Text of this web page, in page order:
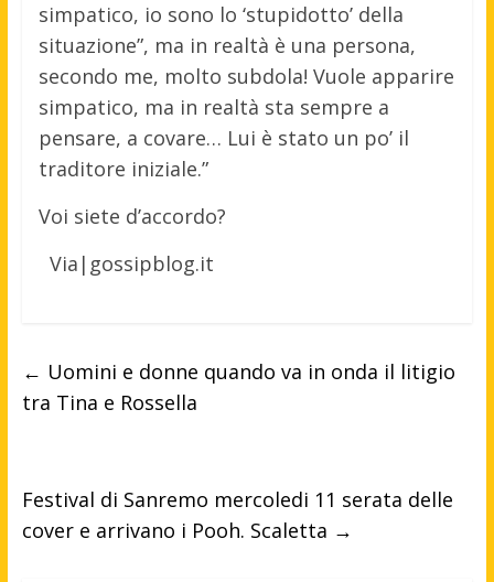
simpatico, io sono lo ‘stupidotto’ della
situazione”, ma in realtà è una persona,
secondo me, molto subdola! Vuole apparire
simpatico, ma in realtà sta sempre a
pensare, a covare… Lui è stato un po’ il
traditore iniziale.”
Voi siete d’accordo?
Via|gossipblog.it
← Uomini e donne quando va in onda il litigio
tra Tina e Rossella
Festival di Sanremo mercoledi 11 serata delle
cover e arrivano i Pooh. Scaletta →